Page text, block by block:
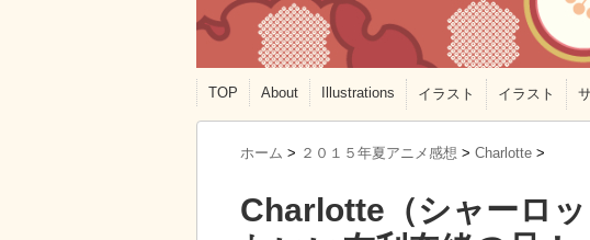
TOP About Illustrations イラスト イラスト
ホーム > ２０１５年夏アニメ感想 > Charlotte >
Charlotte（シャーロ